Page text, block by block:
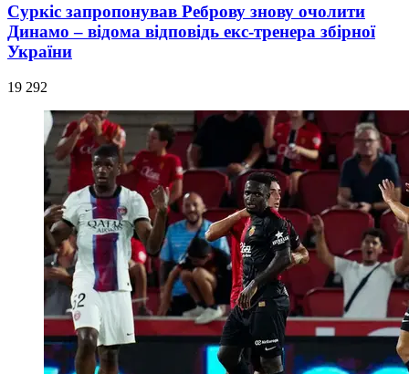
Суркіс запропонував Реброву знову очолити
Динамо – відома відповідь екс-тренера збірної
України
19 292